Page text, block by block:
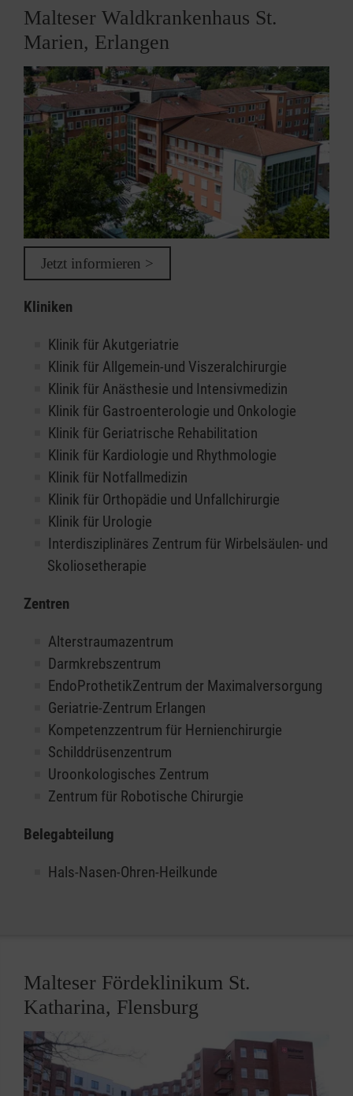
Malteser Waldkrankenhaus St.
Marien, Erlangen
Jetzt informieren >
Kliniken
Klinik für Akutgeriatrie
Klinik für Allgemein-und Viszeralchirurgie
Klinik für Anästhesie und Intensivmedizin
Klinik für Gastroenterologie und Onkologie
Klinik für Geriatrische Rehabilitation
Klinik für Kardiologie und Rhythmologie
Klinik für Notfallmedizin
Klinik für Orthopädie und Unfallchirurgie
Klinik für Urologie
Interdisziplinäres Zentrum für Wirbelsäulen- und
Skoliosetherapie
Zentren
Alterstraumazentrum
Darmkrebszentrum
EndoProthetikZentrum der Maximalversorgung
Geriatrie-Zentrum Erlangen
Kompetenzzentrum für Hernienchirurgie
Schilddrüsenzentrum
Uroonkologisches Zentrum
Zentrum für Robotische Chirurgie
Belegabteilung
Hals-Nasen-Ohren-Heilkunde
Malteser Fördeklinikum St.
Katharina, Flensburg